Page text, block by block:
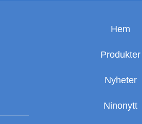
Hem
Produkter
Nyheter
Ninonytt